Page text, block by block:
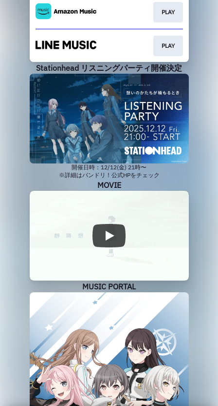
PLAY
PLAY
Stationhead リスニングパーティ開催決定
開催日時：12/12(金) 21時〜
※詳細はバンドリ！公式HPをチェック
MOVIE
MUSIC PORTAL